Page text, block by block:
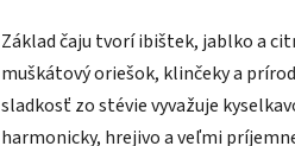
Základ čaju tvorí ibištek, jablko a
muškátový oriešok, klinčeky a
sladkosť zo stévie vyvažuje
harmonicky, hrejivo a veľmi